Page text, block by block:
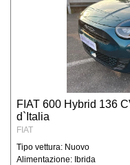
FIAT 600 Hybrid 136
d`Italia
FIAT
Tipo vettura: Nuovo
Alimentazione: Ibrida